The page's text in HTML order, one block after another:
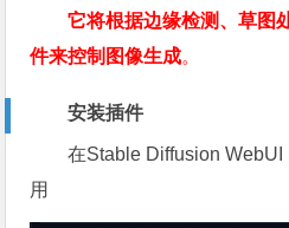
它将根据边缘检测、草图
件来控制图像生成。
安装插件
在Stable Diffusion
用